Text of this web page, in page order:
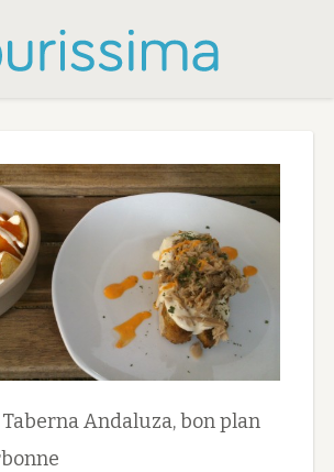
Andaluza, bon plan